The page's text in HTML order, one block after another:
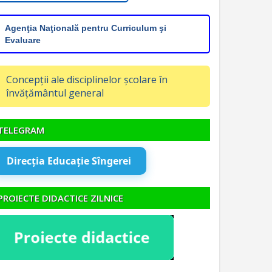
Agenţia Naţională pentru Curriculum şi
Evaluare
Concepții ale disciplinelor școlare în
învățământul general
Direcția Educație Sîngerei
DIDACTICE ZILNICE